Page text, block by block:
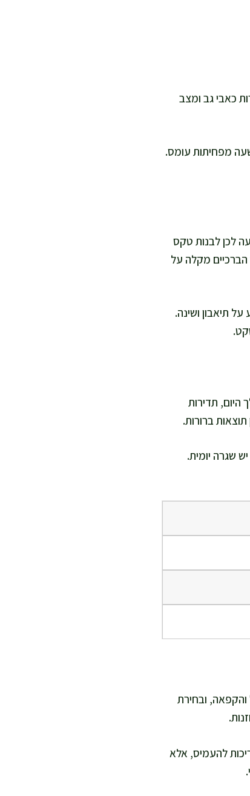
כאבי גב ומצב
מפחיתות עומס.
לכן לבנות טקס
מקלה על
תיאבון ושינה.
היום, תדירות
ברורות.
שגרה יומית.
והקפאה, ובחירת
להעמיס, אלא